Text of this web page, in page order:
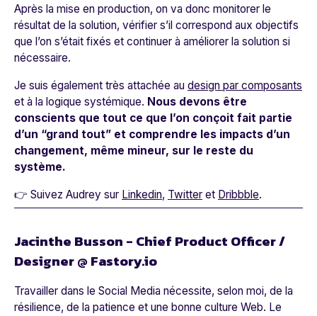
Après la mise en production, on va donc monitorer le
résultat de la solution, vérifier s’il correspond aux objectifs
que l’on s’était fixés et continuer à améliorer la solution si
nécessaire.
Je suis également très attachée au design par composants
et à la logique systémique. Nous devons être
conscients que tout ce que l’on conçoit fait partie
d’un “grand tout” et comprendre les impacts d’un
changement, même mineur, sur le reste du
système.
👉 Suivez Audrey sur Linkedin, Twitter et Dribbble.
Jacinthe Busson - Chief Product Officer /
Designer @ Fastory.io
Travailler dans le Social Media nécessite, selon moi, de la
résilience, de la patience et une bonne culture Web. Le